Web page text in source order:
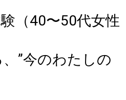
（40〜50代女性
”今のわたしの